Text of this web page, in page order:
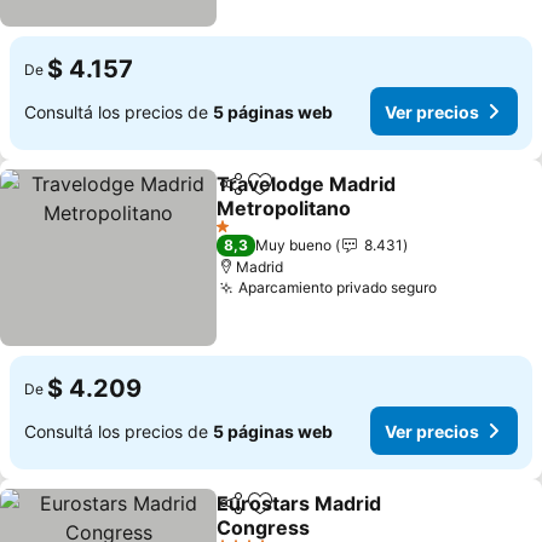
De $ 4.157
Consultá los precios de 5 páginas web Ver precios
Compartir
Añadir a favoritos
Travelodge Madrid
Metropolitano
Ver precios
1 Estrellas
8,3 Muy bueno
8.431
Madrid
Aparcamiento privado seguroVer precios
De $ 4.209
Consultá los precios de 5 páginas web Ver precios
CompartirAñadir a favoritos
Eurostars Madrid
Congress